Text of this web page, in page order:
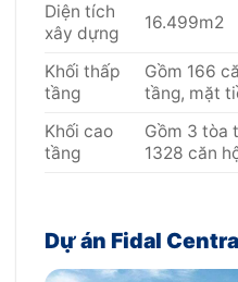
Diện tích
xây dựng
16.499m2
Khối thấp
tầng
Gồm 166
tầng, mặt
Khối cao
tầng
Gồm 3 tòa
1328 căn
Dự án Fidal